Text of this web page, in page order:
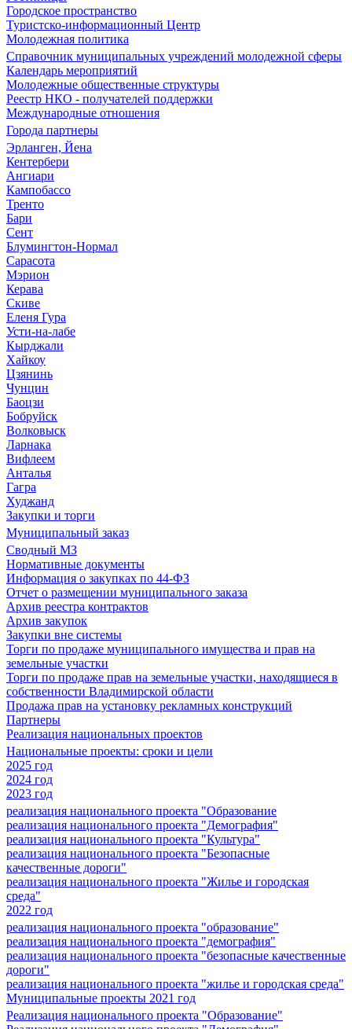
Городское пространство
Туристско-информационный Центр
Молодежная политика
Справочник муниципальных учреждений молодежной сферы
Календарь мероприятий
Молодежные общественные структуры
Реестр НКО - получателей поддержки
Международные отношения
Города партнеры
Эрланген, Йена
Кентербери
Ангиари
Кампобассо
Тренто
Бари
Сент
Блумингтон-Нормал
Сарасота
Мэрион
Керава
Скиве
Еленя Гура
Усти-на-лабе
Кырджали
Хайкоу
Цзянинь
Чунцин
Баоцзи
Бобруйск
Волковыск
Ларнака
Вифлеем
Анталья
Гагра
Худжанд
Закупки и торги
Муниципальный заказ
Сводный МЗ
Нормативные документы
Информация о закупках по 44-ФЗ
Отчет о размещении муниципального заказа
Архив реестра контрактов
Архив закупок
Закупки вне системы
Торги по продаже муниципального имущества и прав на
земельные участки
Торги по продаже прав на земельные участки, находящиеся в
собственности Владимирской области
Продажа прав на установку рекламных конструкций
Партнеры
Реализация национальных проектов
Национальные проекты: сроки и цели
2025 год
2024 год
2023 год
реализация национального проекта "Образование
реализация национального проекта "Демография"
реализация национального проекта "Культура"
реализация национального проекта "Безопасные
качественные дороги"
реализация национального проекта "Жилье и городская
среда"
2022 год
реализация национального проекта "образование"
реализация национального проекта "демография"
реализация национального проекта "безопасные качественные
дороги"
реализация национального проекта "жилье и городская среда"
Муниципальные проекты 2021 год
Реализация национального проекта "Образование"